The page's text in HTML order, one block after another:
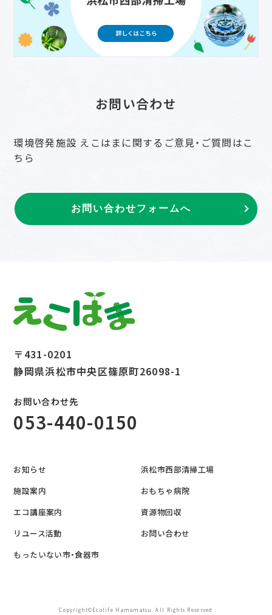
お問い合わせ
環境啓発施設 えこはまに関するご意見・ご質問はこ
ちら
お問い合わせフォームへ
〒431-0201
静岡県浜松市中央区篠原町26098-1
お問い合わせ先
053-440-0150
お知らせ
施設案内
エコ講座案内
リユース活動
もったいない市・食器市
浜松市西部清掃工場
おもちゃ病院
資源物回収
お問い合わせ
Copyright©Ecolife Hamamatsu. All Rights Reserved